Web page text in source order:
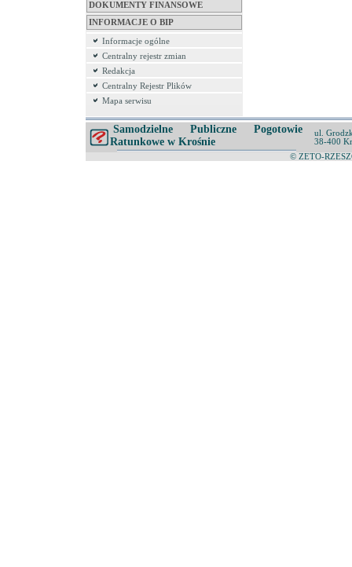
DOKUMENTY FINANSOWE
INFORMACJE O BIP
Informacje ogólne
Centralny rejestr zmian
Redakcja
Centralny Rejestr Plików
Mapa serwisu
Samodzielne Publiczne Pogotowie
Ratunkowe w Krośnie
ul.
38-400
© ZETO-